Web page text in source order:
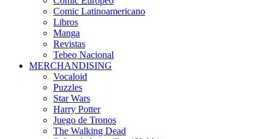
Comic Latinoamericano
Libros
Manga
Revistas
Tebeo Nacional
MERCHANDISING
Vocaloid
Puzzles
Star Wars
Harry Potter
Juego de Tronos
The Walking Dead